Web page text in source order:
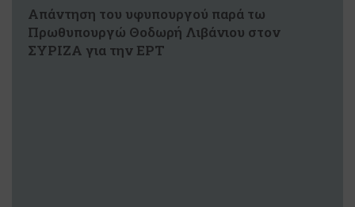
Απάντηση του υφυπουργού παρά τω
Πρωθυπουργώ Θοδωρή Λιβάνιου στον
ΣΥΡΙΖΑ για την ΕΡΤ